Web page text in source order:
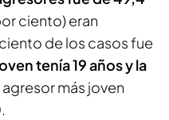
ciento) eran
de los casos fue
tenía 19 años y la
más joven